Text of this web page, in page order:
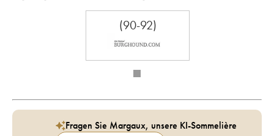
(90-92)
Fragen Sie Margaux, unsere KI-Sommelière